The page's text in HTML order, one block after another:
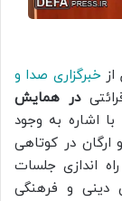
ازخبرگزاری صدا و
در همایش
با اشاره به وجود
در کوتاهی
اندازی جلسات
دینی و فرهنگی